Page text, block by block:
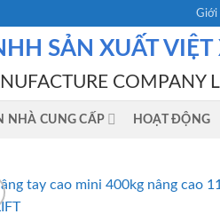
Giới
SẢN XUẤT VIỆT
COMPANY
NHÀ CUNG CẤP HOẠT ĐỘNG